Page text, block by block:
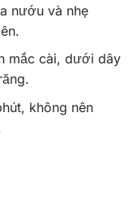
nướu và nhẹ
mắc cài, dưới dây
không nên